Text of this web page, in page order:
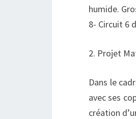
humide.
8- Circuit 6
2. Projet
Dans le
avec ses
création